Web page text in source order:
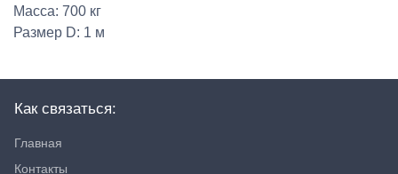
Масса: 700 кг
Размер D: 1 м
Как связаться:
Главная
Контакты